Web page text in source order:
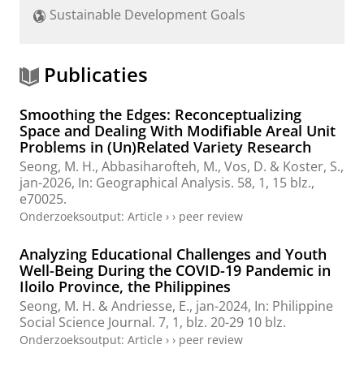
h
r
t
l
Sustainable Development Goals
Publicaties
Smoothing the Edges: Reconceptualizing
Space and Dealing With Modifiable Areal Unit
Problems in (Un)Related Variety Research
Seong, M. H., Abbasiharofteh, M., Vos, D. & Koster, S.,
jan-2026, In: Geographical Analysis. 58, 1, 15 blz.,
e70025.
Onderzoeksoutput: Article › › peer review
Analyzing Educational Challenges and Youth
Well-Being During the COVID-19 Pandemic in
Iloilo Province, the Philippines
Seong, M. H. & Andriesse, E., jan-2024, In: Philippine
Social Science Journal. 7, 1, blz. 20-29 10 blz.
Onderzoeksoutput: Article › › peer review